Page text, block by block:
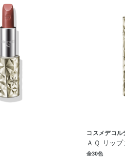
コスメデコル
ＡＱ リッ
全30色